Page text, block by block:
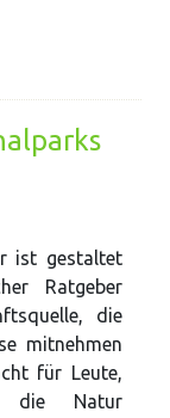
ist gestaltet
Ratgeber
die
mitnehmen
für Leute,
Natur